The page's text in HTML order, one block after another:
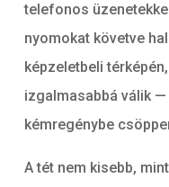
telefonos
nyomokat követve
képzeletbeli
izgalmasabbá válik
kémregénybe
A tét nem kisebb,